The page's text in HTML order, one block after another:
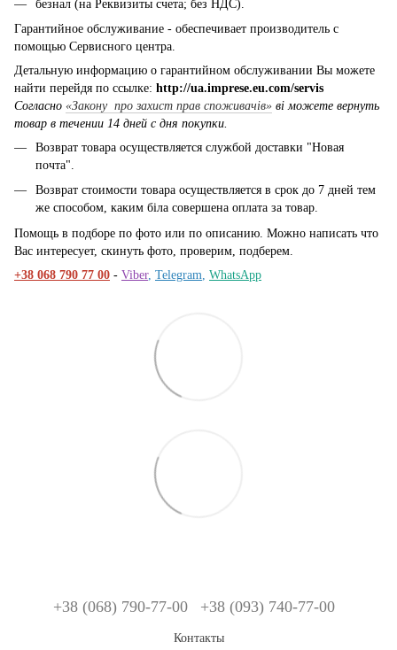
безнал (на Реквизиты счета; без НДС).
Гарантийное обслуживание - обеспечивает производитель с
помощью Сервисного центра.
Детальную информацию о гарантийном обслуживании Вы можете
найти перейдя по ссылке: http://ua.imprese.eu.com/servis
Согласно «Закону про захист прав споживачів» ві можете вернуть
товар в течении 14 дней с дня покупки.
Возврат товара осуществляется службой доставки "Новая
почта".
Возврат стоимости товара осуществляется в срок до 7 дней тем
же способом, каким біла совершена оплата за товар.
Помощь в подборе по фото или по описанию. Можно написать что
Вас интересует, скинуть фото, проверим, подберем.
+38 068 790 77 00 - Viber, Telegram WhatsApp
+38 (068) 790-77-00 +38 (093) 740-77-00
Контакты